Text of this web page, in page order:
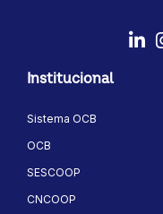
Institucional
Sistema OCB
OCB
SESCOOP
CNCOOP